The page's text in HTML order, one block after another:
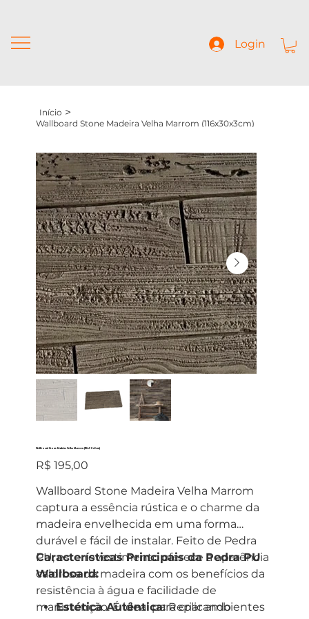
Login
Início >
Wallboard Stone Madeira Velha Marrom (116x30x3cm)
Wallboard Stone Madeira Velha Marrom (116x30x3cm)
Preço
R$ 195,00
Wallboard Stone Madeira Velha Marrom
captura a essência rústica e o charme da
madeira envelhecida em uma forma
durável e fácil de instalar. Feito de Pedra
PU, este revestimento oferece a aparência
calorosa da madeira com os benefícios da
resistência à água e facilidade de
manutenção. É ideal para criar ambientes
Características Principais da Pedra PU
Wallboard:
Estética Autêntica:Replicando